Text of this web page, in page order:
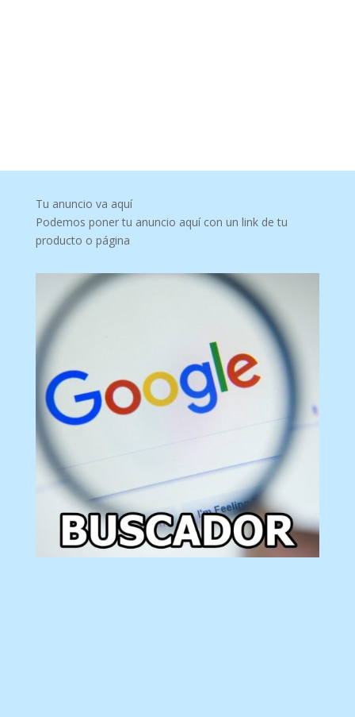
Tu anuncio va aquí
Podemos poner tu anuncio aquí con un link de tu
producto o página